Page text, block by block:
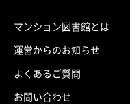
マンション図書館とは
運営からのお知らせ
よくあるご質問
お問い合わせ